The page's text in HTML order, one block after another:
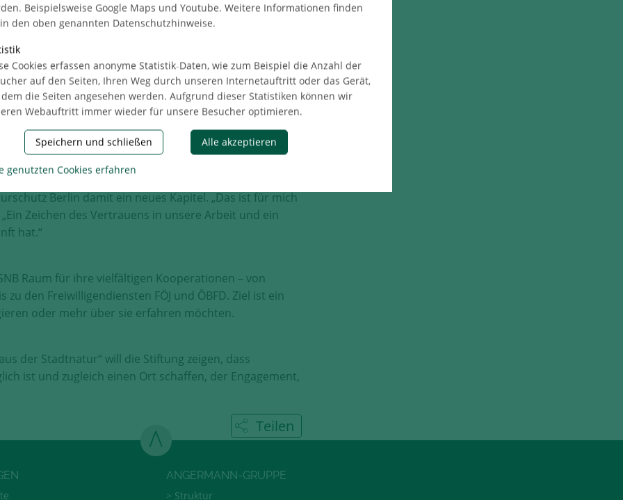
Stiftung
erarbeiten, der den Anforderungen der Stiftung
erklärt Hanns-Martin Scherer,
als offener Ort für Umwelt- und
Berliner Landesarbeitsgemeinschaft Naturschutz e.V.
Die stiftungseigene Naturschutzakademie wird
Stadtnatur“ anbieten.
Berlin damit ein neues Kapitel. „Das ist für mich
Zeichen des Vertrauens in unsere Arbeit und ein
hat.“
Raum für ihre vielfältigen Kooperationen – von
den Freiwilligendiensten FÖJ und ÖBFD. Ziel ist ein
oder mehr über sie erfahren möchten.
der Stadtnatur“ will die Stiftung zeigen, dass
ist und zugleich einen Ort schaffen, der Engagement,
Teilen
ANGERMANN-GRUPPE
Struktur
Beispielsweise Google Maps und Youtube. Weitere Informationen finden
den oben genannten Datenschutzhinweise.
Cookies erfassen anonyme Statistik-Daten, wie zum Beispiel die Anzahl der
auf den Seiten, Ihren Weg durch unseren Internetauftritt oder das Gerät,
die Seiten angesehen werden. Aufgrund dieser Statistiken können wir
Webauftritt immer wieder für unsere Besucher optimieren.
Speichern und schließen Alle akzeptieren
genutzten Cookies erfahren